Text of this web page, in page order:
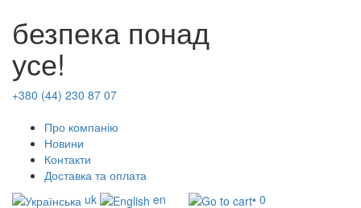
безпека понад
усе!
+380 (44) 230 87 07
Про компанію
Новини
Контакти
Доставка та оплата
uk
en
• 0